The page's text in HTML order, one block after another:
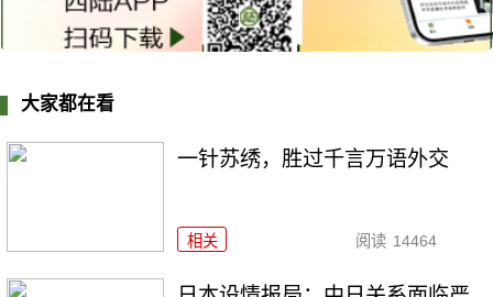
大家都在看
一针苏绣，胜过千言万语外交
相关 阅读 14464